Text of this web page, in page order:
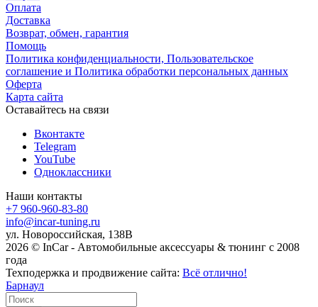
Оплата
Доставка
Возврат, обмен, гарантия
Помощь
Политика конфиденциальности, Пользовательское
соглашение и Политика обработки персональных данных
Оферта
Карта сайта
Оставайтесь на связи
Вконтакте
Telegram
YouTube
Одноклассники
Наши контакты
+7 960-960-83-80
info@incar-tuning.ru
ул. Новороссийская, 138В
2026 © InCar - Автомобильные аксессуары & тюнинг с 2008
года
Техподержка и продвижение сайта: Всё отлично!
Барнаул